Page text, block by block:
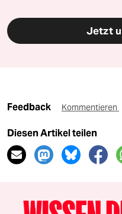
Jetzt
Feedback Kommentieren
Diesen Artikel teilen